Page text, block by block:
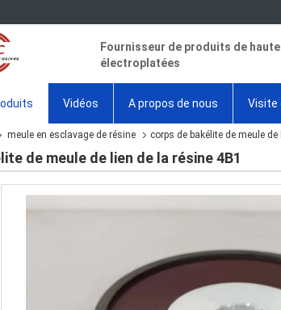
Fournisseur de produits de
électroplatées
Vidéos A propos de nous Visite
meule en esclavage de résine corps de bakélite de meule
de meule de lien de la résine 4B1